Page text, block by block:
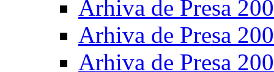
Arhiva de Presa
Arhiva de Presa
Arhiva de Presa